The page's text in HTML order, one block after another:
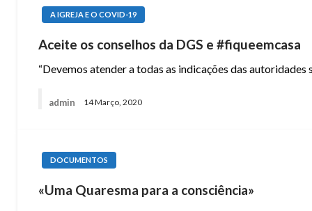
A IGREJA E O COVID-19
Aceite os conselhos da DGS e #fiqueemcasa
“Devemos atender a todas as indicações das
admin 14 Março, 2020
DOCUMENTOS
«Uma Quaresma para a consciência»